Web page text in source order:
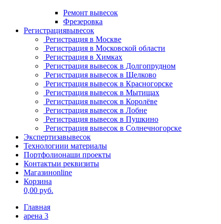
Ремонт вывесок
Фрезеровка
Регистрациявывесок
Регистрация в Москве
Регистрация в Московской области
Регистрация в Химках
Регистрация вывесок в Долгопрудном
Регистрация вывесок в Щелково
Регистрация вывесок в Красногорске
Регистрация вывесок в Мытищах
Регистрация вывесок в Королёве
Регистрация вывесок в Лобне
Регистрация вывесок в Пушкино
Регистрация вывесок в Солнечногорске
Экспертизавывесок
Технологиии материалы
Портфолионаши проекты
Контактыи реквизиты
Магазинonline
Корзина
0,00 руб.
Главная
арена 3